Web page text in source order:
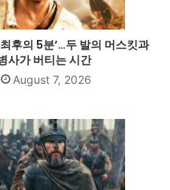
최후의 5분’…두 발의 머스킷과
사가 버티는 시간
August 7, 2026